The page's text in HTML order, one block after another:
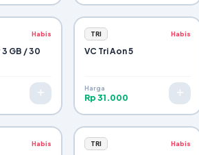
Habis
3 GB / 30
TRI Habis
VC Tri Aon 5
Harga
Rp 31.000
Habis TRI Habis